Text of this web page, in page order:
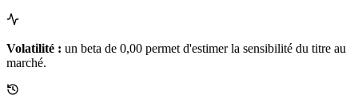
Volatilité : un beta de 0,00 permet d'estimer la sensibilité du titre au
marché.